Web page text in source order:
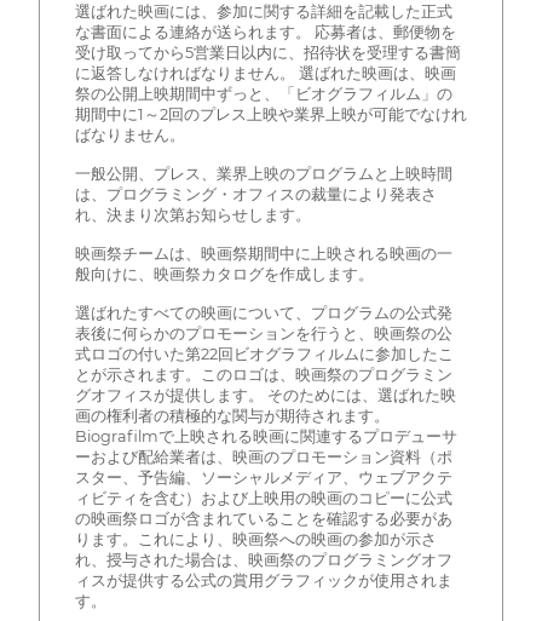
選ばれた映画には、参加に関する詳細を記載した正式
な書面による連絡が送られます。 応募者は、郵便物を
受け取ってから5営業日以内に、招待状を受理する書簡
に返答しなければなりません。 選ばれた映画は、映画
祭の公開上映期間中ずっと、「ビオグラフィルム」の
期間中に1～2回のプレス上映や業界上映が可能でなけれ
ばなりません。
一般公開、プレス、業界上映のプログラムと上映時間
は、プログラミング・オフィスの裁量により発表さ
れ、決まり次第お知らせします。
映画祭チームは、映画祭期間中に上映される映画の一
般向けに、映画祭カタログを作成します。
選ばれたすべての映画について、プログラムの公式発
表後に何らかのプロモーションを行うと、映画祭の公
式ロゴの付いた第22回ビオグラフィルムに参加したこ
とが示されます。このロゴは、映画祭のプログラミン
グオフィスが提供します。 そのためには、選ばれた映
画の権利者の積極的な関与が期待されます。
Biografilmで上映される映画に関連するプロデューサ
ーおよび配給業者は、映画のプロモーション資料（ポ
スター、予告編、ソーシャルメディア、ウェブアクテ
ィビティを含む）および上映用の映画のコピーに公式
の映画祭ロゴが含まれていることを確認する必要があ
ります。これにより、映画祭への映画の参加が示さ
れ、授与された場合は、映画祭のプログラミングオフ
ィスが提供する公式の賞用グラフィックが使用されま
す。